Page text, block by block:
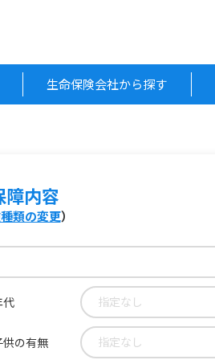
生命保険会社から探す
内容
類の変更）
代 指定なし
供の有無 指定なし